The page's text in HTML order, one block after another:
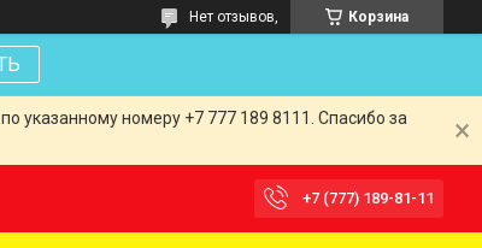
Корзина
Нет отзывов,
указанному номеру +7 777 189 8111. Спасибо за
+7 (777) 189-81-11